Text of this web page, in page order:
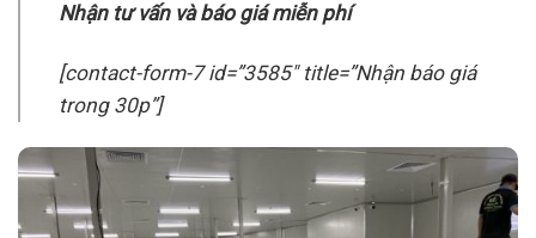
Nhận tư vấn và báo giá miễn phí
[contact-form-7 id=”3585″ title=”Nhận báo giá
trong 30p”]